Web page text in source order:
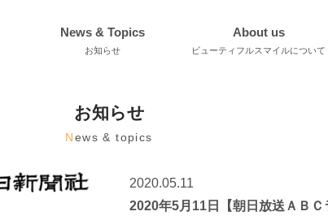
News & Topics
お知らせ
About us
ビューティフルスマイルについて
お知らせ
News & topics
2020.05.11
2020年5月11日【朝日放送ＡＢＣ